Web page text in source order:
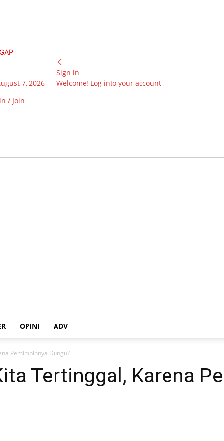
7, 2026
/ Join
Sign in
Welcome! Log into your account
OPINI ADV
Pemimpinnya Dungu?
Tertinggal, Karena